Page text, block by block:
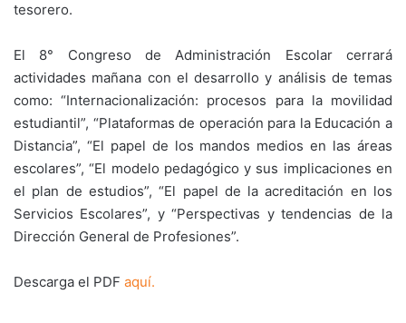
tesorero.
El 8° Congreso de Administración Escolar cerrará
actividades mañana con el desarrollo y análisis de temas
como: “Internacionalización: procesos para la movilidad
estudiantil”, “Plataformas de operación para la Educación a
Distancia”, “El papel de los mandos medios en las áreas
escolares”, “El modelo pedagógico y sus implicaciones en
el plan de estudios”, “El papel de la acreditación en los
Servicios Escolares”, y “Perspectivas y tendencias de la
Dirección General de Profesiones”.
Descarga el PDF aquí.